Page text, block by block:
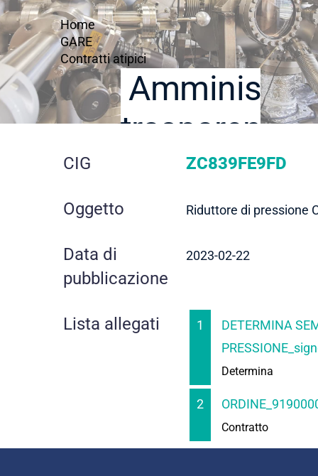
Home
GARE
Contratti atipici
trasparente
dettaglio
gara
CIG ZC839FE9FD
Oggetto Riduttore di pressione
Data di
pubblicazione
2023-02-22
Lista allegati 1
DETERMINA
Determina
2
Contratto